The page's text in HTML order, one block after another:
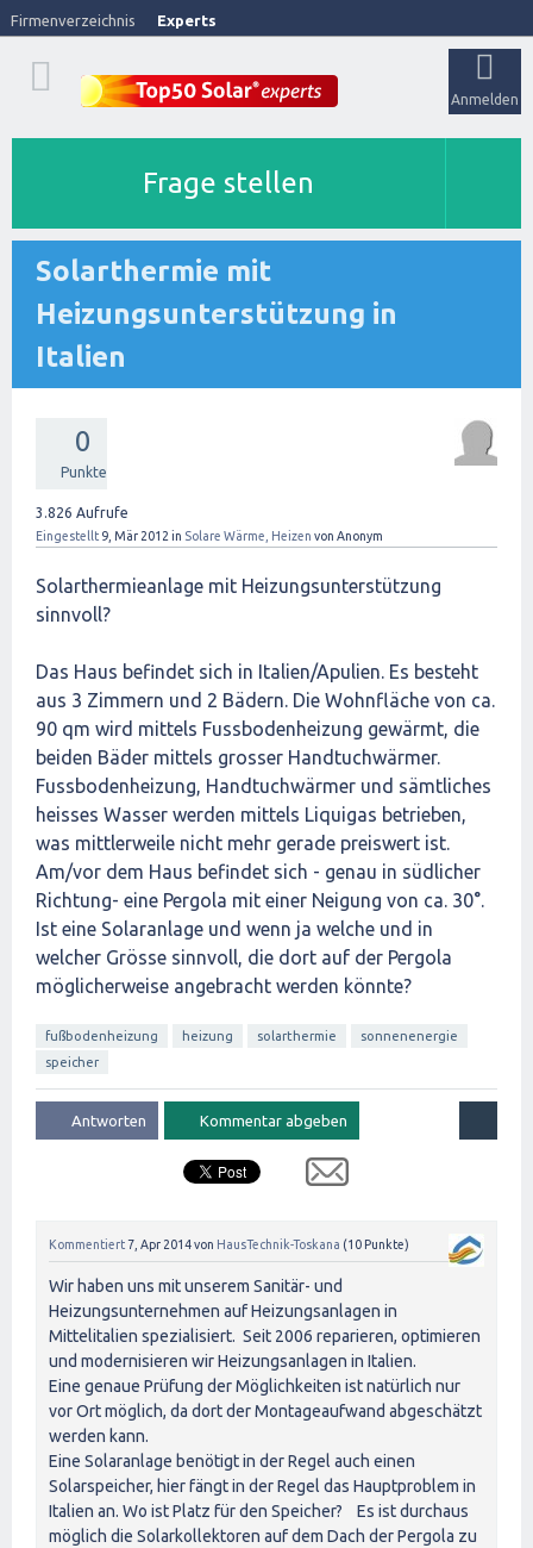
Firmenverzeichnis Experts
Anmelden
Frage stellen
Solarthermie mit
Heizungsunterstützung in
Italien
0
Punkte
3.826 Aufrufe
Eingestellt 9, Mär 2012 in Solare Wärme, Heizen von Anonym
Solarthermieanlage mit Heizungsunterstützung
sinnvoll?
Das Haus befindet sich in Italien/Apulien. Es besteht
aus 3 Zimmern und 2 Bädern. Die Wohnfläche von ca.
90 qm wird mittels Fussbodenheizung gewärmt, die
beiden Bäder mittels grosser Handtuchwärmer.
Fussbodenheizung, Handtuchwärmer und sämtliches
heisses Wasser werden mittels Liquigas betrieben,
was mittlerweile nicht mehr gerade preiswert ist.
Am/vor dem Haus befindet sich - genau in südlicher
Richtung- eine Pergola mit einer Neigung von ca. 30°.
Ist eine Solaranlage und wenn ja welche und in
welcher Grösse sinnvoll, die dort auf der Pergola
möglicherweise angebracht werden könnte?
fußbodenheizung heizung solarthermie
sonnenenergie
speicher
Kommentiert7, Apr 2014von HausTechnik-Toskana (10 Punkte)
Wir haben uns mit unserem Sanitär- und
Heizungsunternehmen auf Heizungsanlagen in
Mittelitalien spezialisiert. Seit 2006 reparieren, optimieren
und modernisieren wir Heizungsanlagen in Italien.
Eine genaue Prüfung der Möglichkeiten ist natürlich nur
vor Ort möglich, da dort der Montageaufwand abgeschätzt
werden kann.
Eine Solaranlage benötigt in der Regel auch einen
Solarspeicher, hier fängt in der Regel das Hauptproblem in
Italien an. Wo ist Platz für den Speicher? Es ist durchaus
möglich die Solarkollektoren auf dem Dach der Pergola zu